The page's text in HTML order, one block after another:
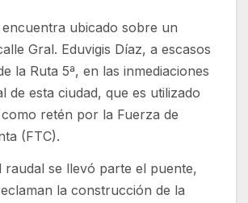
encuentra ubicado sobre un
Gral. Eduvigis Díaz, a escasos
la Ruta 5ª, en las inmediaciones
de esta ciudad, que es utilizado
retén por la Fuerza de
(FTC).
raudal se llevó parte el puente,
la construcción de la